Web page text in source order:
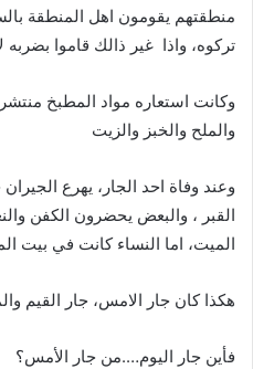
منطقتهم يقومون اهل المنطقة
تركوه، واذا غير ذالك قاموا
وكانت استعاره مواد المطبخ
والملح والخبز والزيت
وعند وفاة احد الجار، يهرع
القبر ، والبعض يحضرون الكفن
الميت، اما النساء كانت في بيت
هكذا كان جار الامس، جار القيم
فأين جار اليوم….من جار الأمس؟